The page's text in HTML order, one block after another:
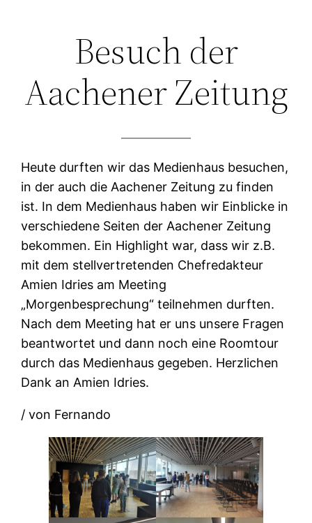
Besuch der
Aachener Zeitung
Heute durften wir das Medienhaus besuchen,
in der auch die Aachener Zeitung zu finden
ist. In dem Medienhaus haben wir Einblicke in
verschiedene Seiten der Aachener Zeitung
bekommen. Ein Highlight war, dass wir z.B.
mit dem stellvertretenden Chefredakteur
Amien Idries am Meeting
„Morgenbesprechung“ teilnehmen durften.
Nach dem Meeting hat er uns unsere Fragen
beantwortet und dann noch eine Roomtour
durch das Medienhaus gegeben. Herzlichen
Dank an Amien Idries.
/ von Fernando